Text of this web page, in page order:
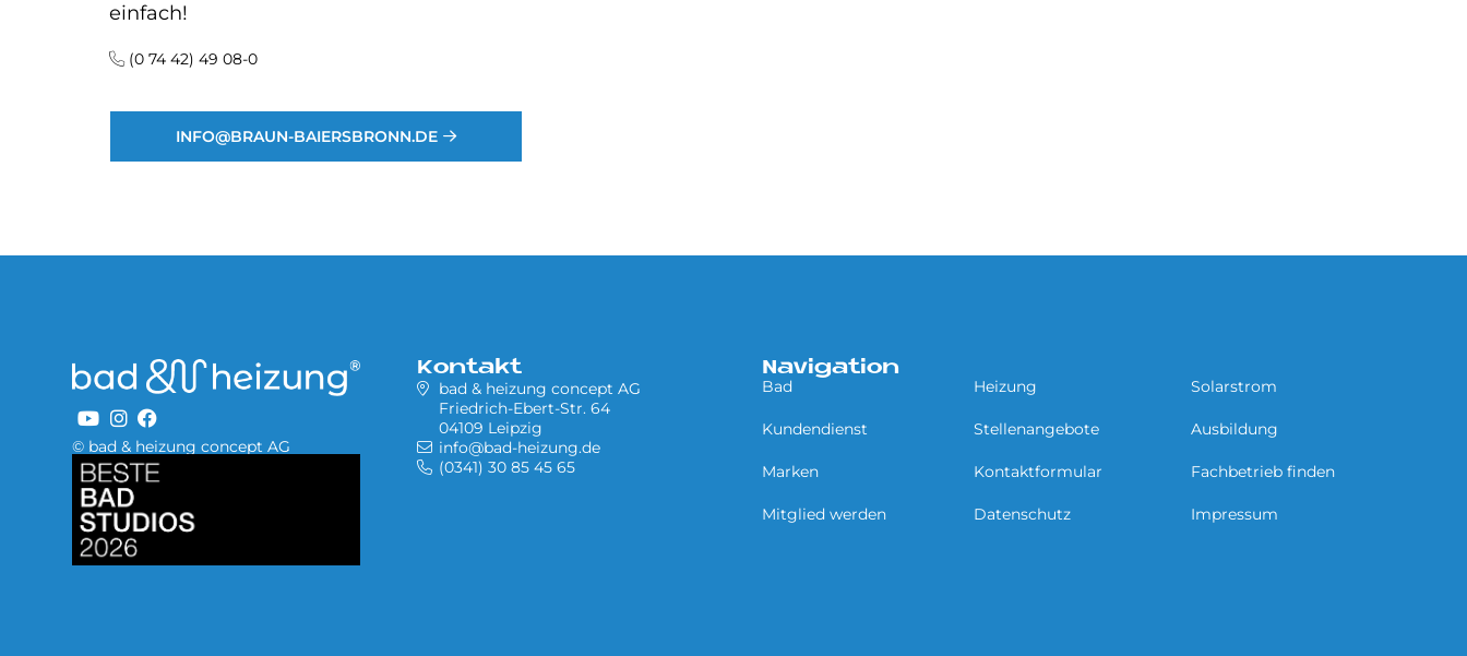
einfach!
(0 74 42) 49 08-0
INFO@BRAUN-BAIERSBRONN.DE
© bad & heizung concept AG
Bild
Kontakt
bad & heizung concept AG
Friedrich-Ebert-Str. 64
04109 Leipzig
info@bad-heizung.de
(0341) 30 85 45 65
Navigation
Bad Heizung Solarstrom
Kundendienst Stellenangebote Ausbildung
Marken Kontaktformular Fachbetrieb finden
Mitglied werden Datenschutz Impressum